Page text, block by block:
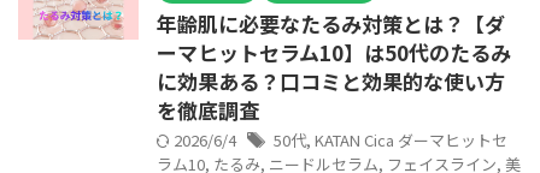
年齢肌に必要なたるみ対策とは？【ダ
ーマヒットセラム10】は50代のたるみ
に効果ある？口コミと効果的な使い方
を徹底調査
2026/6/4 50代, KATAN Cica ダーマヒットセ
ラム10, たるみ, ニードルセラム, フェイスライン, 美